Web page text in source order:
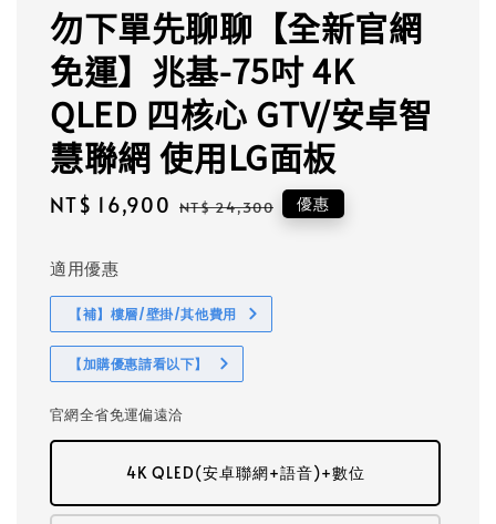
勿下單先聊聊【全新官網
免運】兆基-75吋 4K
QLED 四核心 GTV/安卓智
慧聯網 使用LG面板
Sale
NT$ 16,900 Regular
NT$ 24,300 優惠
適用優惠
【補】樓層/壁掛/其他費用
【加購優惠請看以下】
官網全省免運偏遠洽
4K QLED(安卓聯網+語音)+數位